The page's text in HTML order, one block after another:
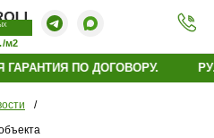
м2
ПО ДОГОВОРУ.
/